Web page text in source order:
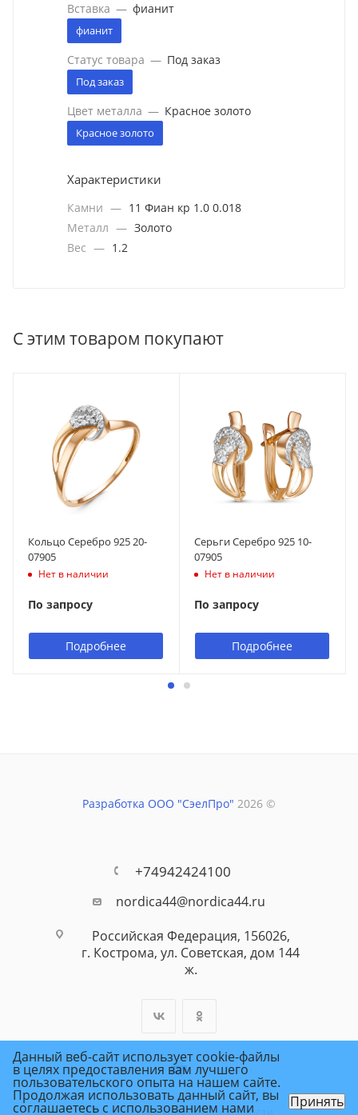
Вставка — фианит
фианит
Статус товара — Под заказ
Под заказ
Цвет металла — Красное золото
Красное золото
Характеристики
Камни — 11 Фиан кр 1.0 0.018
Металл — Золото
Вес — 1.2
С этим товаром покупают
Кольцо Серебро 925 20-
07905
Нет в наличии
По запросу
Подробнее
Серьги Серебро 925 10-
07905
Нет в наличии
По запросу
Подробнее
Разработка ООО "СэелПро" 2026 ©
+74942424100
nordica44@nordica44.ru
Российская Федерация, 156026,
г. Кострома, ул. Советская, дом 144
ж.
ПОЛИТИКА КОНФИДЕНЦИАЛЬНОСТИ
Данный веб-сайт использует cookie-файлы
в целях предоставления вам лучшего
пользовательского опыта на нашем сайте.
Продолжая использовать данный сайт, вы
соглашаетесь с использованием нами Принять